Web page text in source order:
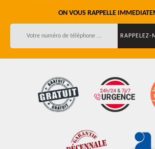
ON VOUS RAPPELLE